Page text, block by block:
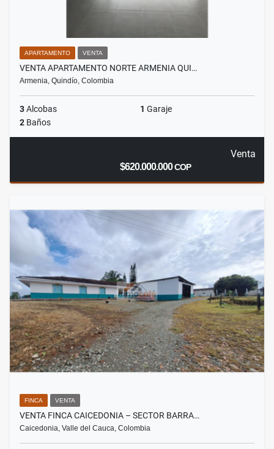
APARTAMENTO VENTA
VENTA APARTAMENTO NORTE ARMENIA QUI…
Armenia, Quindío, Colombia
3Alcobas 1 Garaje
2 Baños
Venta
$620.000.000COP
FINCA VENTA
VENTA FINCA CAICEDONIA – SECTOR BARRA…
Caicedonia, Valle del Cauca, Colombia